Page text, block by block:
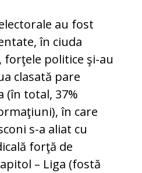
au fost
în ciuda
for­ţe­le politice şi-au
clasată pare
(în total, 37%
în care
s-a aliat cu
for­ţă de
– Liga (fostă